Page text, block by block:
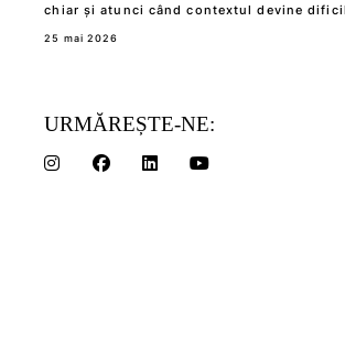
chiar și atunci când contextul devine
25 mai 2026
URMĂREȘTE-NE: